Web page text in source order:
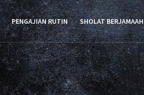
PENGAJIAN RUTIN SHOLAT BERJAMAAH